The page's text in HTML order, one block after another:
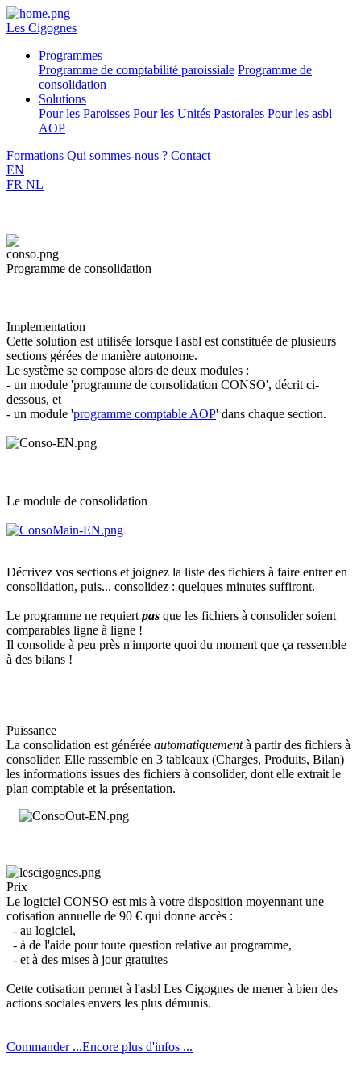
Les Cigognes
Programmes
Programme de comptabilité paroissiale Programme de
consolidation
Solutions
Pour les Paroisses Pour les Unités Pastorales Pour les asbl
AOP
Formations Qui sommes-nous ? Contact
EN
FR NL
Programme de consolidation
Implementation
Cette solution est utilisée lorsque l'asbl est constituée de plusieurs
sections gérées de manière autonome.
Le système se compose alors de deux modules :
- un module 'programme de consolidation CONSO', décrit ci-
dessous, et
- un module 'programme comptable AOP' dans chaque section.
Le module de consolidation
Décrivez vos sections et joignez la liste des fichiers à faire entrer en
consolidation, puis... consolidez : quelques minutes suffiront.
Le programme ne requiert pas que les fichiers à consolider soient
comparables ligne à ligne !
Il consolide à peu près n'importe quoi du moment que ça ressemble
à des bilans !
Puissance
La consolidation est générée automatiquementà partir des fichiers à
consolider. Elle rassemble en 3 tableaux (Charges, Produits, Bilan)
les informations issues des fichiers à consolider, dont elle extrait le
plan comptable et la présentation.
Prix
Le logiciel CONSO est mis à votre disposition moyennant une
cotisation annuelle de 90 € qui donne accès :
- au logiciel,
- à de l'aide pour toute question relative au programme,
- et à des mises à jour gratuites
Cette cotisation permet à l'asbl Les Cigognes de mener à bien des
actions sociales envers les plus démunis.
Commander ...Encore plus d'infos ...